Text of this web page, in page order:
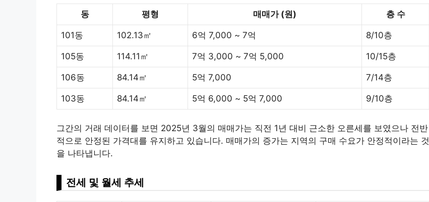
동 평형 매매가 (원) 층 수
101동 102.13㎡ 6억 7,000 ~ 7억 8/10층
105동 114.11㎡ 7억 3,000 ~ 7억 5,000 10/15층
106동 84.14㎡ 5억 7,000 7/14층
103동 84.14㎡ 5억 6,000 ~ 5억 7,000 9/10층
그간의 거래 데이터를 보면 2025년 3월의 매매가는 직전 1년 대비 근소한 오른세를 보였으나 전반
적으로 안정된 가격대를 유지하고 있습니다. 매매가의 증가는 지역의 구매 수요가 안정적이라는 것
을 나타냅니다.
전세 및 월세 추세